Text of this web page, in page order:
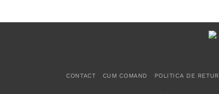
CONTACT CUM COMAND POLITICA DE RETUR